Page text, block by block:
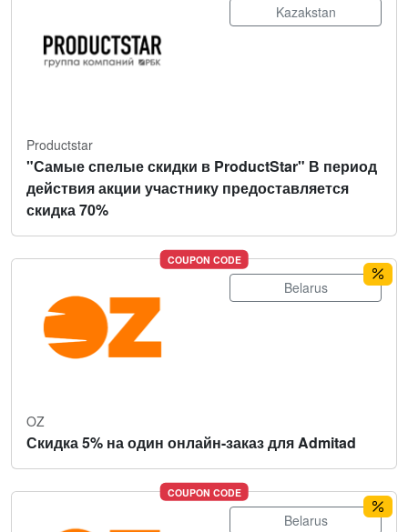
Kazakstan
Productstar
"Самые спелые скидки в ProductStar" В период
действия акции участнику предоставляется
скидка 70%
COUPON CODE
Belarus
OZ
Скидка 5% на один онлайн-заказ для Admitad
COUPON CODE
Belarus